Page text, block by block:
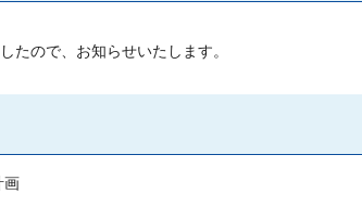
たので、お知らせいたします。
画